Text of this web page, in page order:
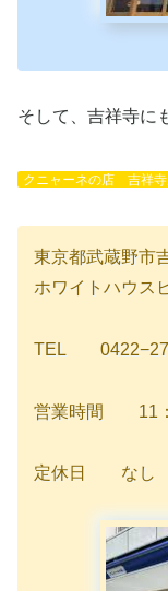
そして、吉祥寺に
クニャーネの店 吉祥
東京都武蔵野市
ホワイトハウス
TEL
営業時間 11：
定休日 なし